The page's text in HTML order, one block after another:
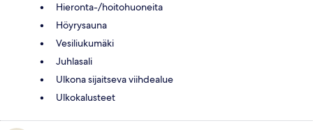
Hieronta-/hoitohuoneita
Höyrysauna
Vesiliukumäki
Juhlasali
Ulkona sijaitseva viihdealue
Ulkokalusteet